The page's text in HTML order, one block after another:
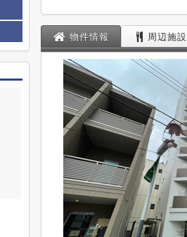
物件情報 周辺施設